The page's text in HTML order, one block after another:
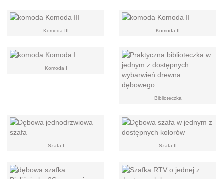
Komoda III Komoda II
Komoda I
Biblioteczka
Szafa I Szafa II